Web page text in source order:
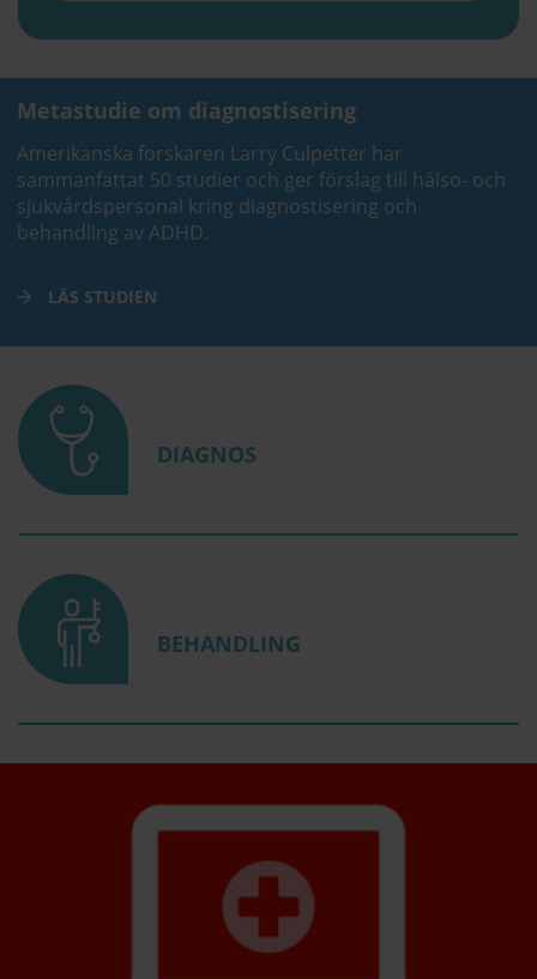
Metastudie om diagnostisering
Amerikanska forskaren Larry Culpetter har
sammanfattat 50 studier och ger förslag till hälso- och
sjukvårdspersonal kring diagnostisering och
behandling av ADHD.
LÄS STUDIEN
DIAGNOS
BEHANDLING